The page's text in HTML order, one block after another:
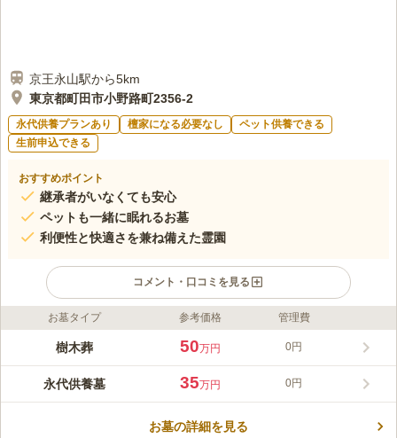
京王永山駅から5km
東京都町田市小野路町2356-2
永代供養プランあり 檀家になる必要なし
ペット供養できる
生前申込できる
おすすめポイント
継承者がいなくても安心
ペットも一緒に眠れるお墓
利便性と快適さを兼ね備えた霊園
コメント・口コミを見る
ライフドット編集部のコメント
メモリアルフォレスト多摩は、多摩丘陵の緑豊かな町田市小野路
る霊園です。継承者がいない方も安心して利用できる永代供養墓
をご用意しており、ライフスタイルやご事情に合わせて、永代供
そして個別埋蔵墓「恵（めぐみ）」といった多彩なプランからお
お墓タイプ 参考価格 管理費
樹木葬 50万円 0円
永代供養墓 35万円 0円
お墓の詳細を見る